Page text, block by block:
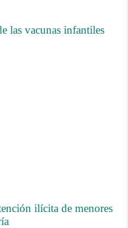
las vacunas infantiles
ilícita de menores